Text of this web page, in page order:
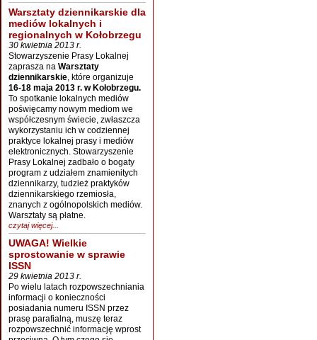
Warsztaty dziennikarskie dla
mediów lokalnych i
regionalnych w Kołobrzegu
30 kwietnia 2013 r.
Stowarzyszenie Prasy Lokalnej
zaprasza na Warsztaty
dziennikarskie, które organizuje
16-18 maja 2013 r. w Kołobrzegu.
To spotkanie lokalnych mediów
poświęcamy nowym mediom we
współczesnym świecie, zwłaszcza
wykorzystaniu ich w codziennej
praktyce lokalnej prasy i mediów
elektronicznych. Stowarzyszenie
Prasy Lokalnej zadbało o bogaty
program z udziałem znamienitych
dziennikarzy, tudzież praktyków
dziennikarskiego rzemiosła,
znanych z ogólnopolskich mediów.
Warsztaty są płatne.
czytaj więcej...
UWAGA! Wielkie
sprostowanie w sprawie
ISSN
29 kwietnia 2013 r.
Po wielu latach rozpowszechniania
informacji o konieczności
posiadania numeru ISSN przez
prasę parafialną, muszę teraz
rozpowszechnić informację wprost